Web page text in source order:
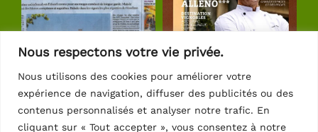
Nous respectons votre vie privée.
Nous utilisons des cookies pour améliorer votre
expérience de navigation, diffuser des publicités ou des
contenus personnalisés et analyser notre trafic. En
cliquant sur « Tout accepter », vous consentez à notre
Suivre sur Instagram